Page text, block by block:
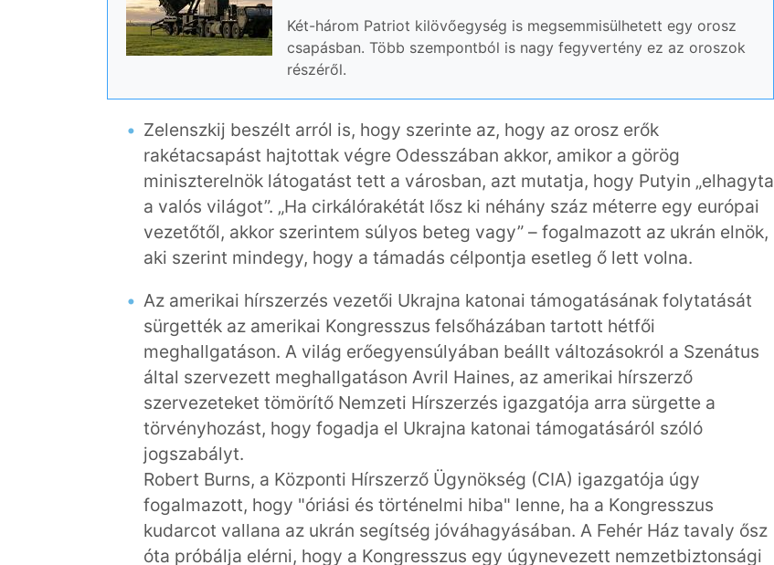
Két-három Patriot kilövőegység is megsemmisülhetett egy orosz
csapásban. Több szempontból is nagy fegyvertény ez az oroszok
részéről.
Zelenszkij beszélt arról is, hogy szerinte az, hogy az orosz erők
rakétacsapást hajtottak végre Odesszában akkor, amikor a görög
miniszterelnök látogatást tett a városban, azt mutatja, hogy Putyin „elhagyta
a valós világot”. „Ha cirkálórakétát lősz ki néhány száz méterre egy európai
vezetőtől, akkor szerintem súlyos beteg vagy” – fogalmazott az ukrán elnök,
aki szerint mindegy, hogy a támadás célpontja esetleg ő lett volna.
Az amerikai hírszerzés vezetői Ukrajna katonai támogatásának folytatását
sürgették az amerikai Kongresszus felsőházában tartott hétfői
meghallgatáson. A világ erőegyensúlyában beállt változásokról a Szenátus
által szervezett meghallgatáson Avril Haines, az amerikai hírszerző
szervezeteket tömörítő Nemzeti Hírszerzés igazgatója arra sürgette a
törvényhozást, hogy fogadja el Ukrajna katonai támogatásáról szóló
jogszabályt.
Robert Burns, a Központi Hírszerző Ügynökség (CIA) igazgatója úgy
fogalmazott, hogy "óriási és történelmi hiba" lenne, ha a Kongresszus
kudarcot vallana az ukrán segítség jóváhagyásában. A Fehér Ház tavaly ősz
óta próbálja elérni, hogy a Kongresszus egy úgynevezett nemzetbiztonsági